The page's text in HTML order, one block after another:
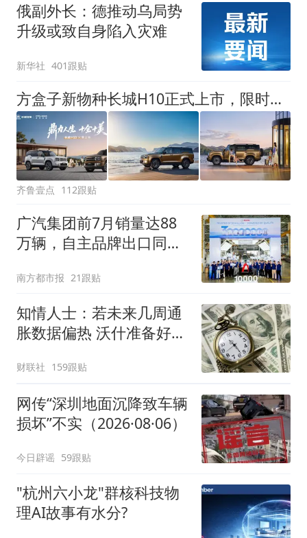
俄副外长：德推动乌局势
升级或致自身陷入灾难
新华社 401跟贴
方盒子新物种长城H10正式上市，限时换新价20.18万元起
齐鲁壹点 112跟贴
广汽集团前7月销量达88
万辆，自主品牌出口同比
南方都市报 21跟贴
知情人士：若未来几周通
胀数据偏热 沃什准备好加
财联社 159跟贴
网传“深圳地面沉降致车辆
损坏”不实（2026·08·06）
今日辟谣 59跟贴
"杭州六小龙"群核科技物
理AI故事有水分?